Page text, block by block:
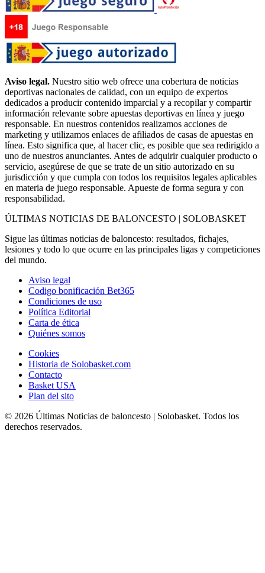
Aviso legal. Nuestro sitio web ofrece una cobertura de noticias
deportivas nacionales de calidad, con un equipo de expertos
dedicados a producir contenido imparcial y a recopilar y compartir
información relevante sobre apuestas deportivas en línea y juego
responsable. En nuestros contenidos realizamos acciones de
marketing y utilizamos enlaces de afiliados de casas de apuestas en
línea. Esto significa que, al hacer clic, es posible que sea redirigido a
uno de nuestros anunciantes. Antes de adquirir cualquier producto o
servicio, asegúrese de que se trate de un sitio autorizado en su
jurisdicción y que cumpla con todos los requisitos legales aplicables
en materia de juego responsable. Apueste de forma segura y con
responsabilidad.
ÚLTIMAS NOTICIAS DE BALONCESTO | SOLOBASKET
Sigue las últimas noticias de baloncesto: resultados, fichajes,
lesiones y todo lo que ocurre en las principales ligas y competiciones
del mundo.
Aviso legal
Codigo bonificación Bet365
Condiciones de uso
Política Editorial
Carta de ética
Quiénes somos
Cookies
Historia de Solobasket.com
Contacto
Basket USA
Plan del sito
© 2026 Últimas Noticias de baloncesto | Solobasket. Todos los
derechos reservados.